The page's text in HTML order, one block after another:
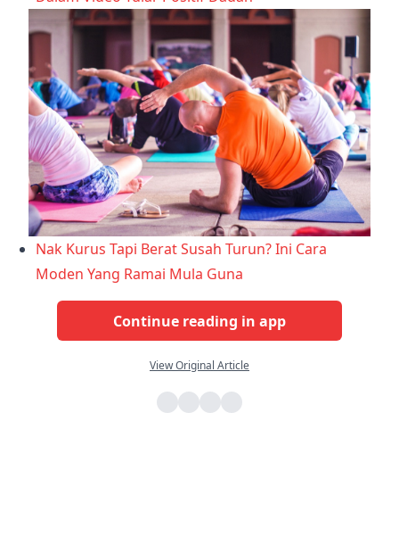
Nak Kurus Tapi Berat Susah Turun? Ini Cara
Moden Yang Ramai Mula Guna
Continue reading in app
View Original Article